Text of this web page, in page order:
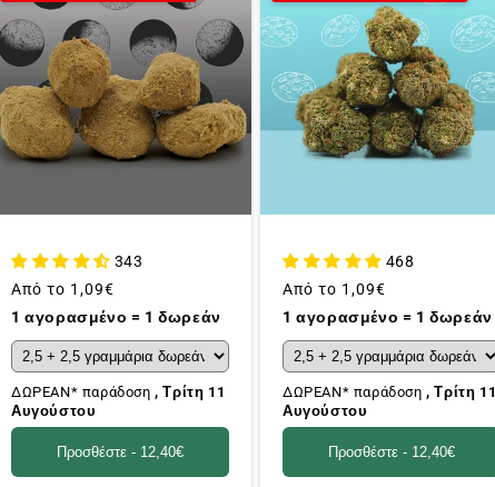
343
Συνήθης
τιμή
Από το 1,09€
1 αγορασμένο = 1 δωρεάν
ΔΩΡΕΑΝ* παράδοση, Τρίτη 11
Αυγούστου
Προσθέστε - 12,40€
468
Συνήθης
τιμή
Από το 1,09€
1 αγορασμένο = 1 δωρεάν
ΔΩΡΕΑΝ* παράδοση, Τρίτη 11
Αυγούστου
Προσθέστε - 12,40€